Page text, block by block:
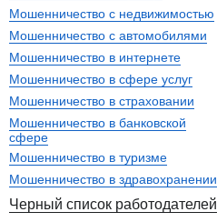
Мошенничество с недвижимостью
Мошенничество с автомобилями
Мошенничество в интернете
Мошенничество в сфере услуг
Мошенничество в страховании
Мошенничество в банковской
сфере
Мошенничество в туризме
Мошенничество в здравохранении
Черный список работодателей